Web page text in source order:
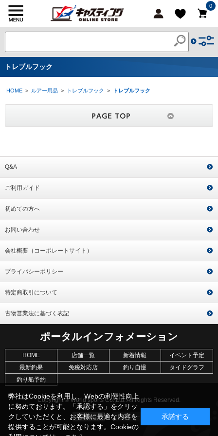
0
トレブルフック
HOME > ルアー用品 > トレブルフック > トレブルフック
Q&A
ご利用ガイド
初めての方へ
お問い合わせ
会社概要（コーポレートサイト）
プライバシーポリシー
特定商取引について
古物営業法に基づく表記
ポータルインフォメーション
HOME 店舗一覧 新着情報
イベント予定
最新釣果
免税対応店 釣り自慢
タイドグラフ
釣り船予約
Copyright © World sports Co.,Ltd. All Rights Reserved.
弊社はCookieを利用し、Webの利便性向上
に努めております。「承認する」をクリッ
クしていただくと、お客様に最適な内容を
提供することが可能となります。Cookieの
承諾する